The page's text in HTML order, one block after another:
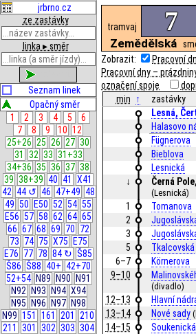
jrbrno.cz
ze zastávky
linka ▸ směr
Seznam linek
Opačný směr
1
2 3 4 5
6
7
8 9 10 12
25+26 25 26 27 30
31
32 33 31+33
34+36 35 36 37 38
39 38+39 40 41
X41
42 44 ↺ 46 47+49 48
49 50 E50 52 54 55
E56 57 58 62 64 65
66 67 68 69 70 72
73 74 75 X75
E75
E76 77 78 84 ↻ Š85
Š86 Š88 40+ 42+70
52+54 N89 N90
N91
N92
N93 N94 X94
N95
N96 N97 N98
N99 151 161 201
210
211
301 302 303 304
tramvaj 7
Zemědělská
Zobrazit:
Pracovní
Pracovní dny –
označení spoje
min
↑ zastávky
Lesná,
Halasovo
Fügnerova
Bieblova
Lesnická
↓
Černá
(Lesnická)
1 Tomanova
2
3
5
Tkalcovská
6–7
Körnerova
9–10
(divadlo)
12–13 Hlavní
13–14
Nové sady
14–15
Soukenická